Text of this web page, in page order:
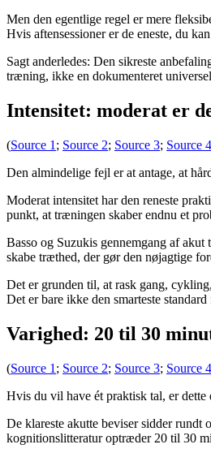
Men den egentlige regel er mere
Hvis aftensessioner er de eneste, du
Sagt anderledes: Den sikreste
træning, ikke en dokumenteret
Intensitet: moderat er
(Source 1 ; Source 2; Source 3; Source 4
Den almindelige fejl er at antage, at
Moderat intensitet har den reneste
punkt, at træningen skaber endnu et
Basso og Suzukis gennemgang af
skabe træthed, der gør den nøjagtige
Det er grunden til, at rask gang,
Det er bare ikke den smarteste
Varighed: 20 til 30
(Source 1 ; Source 2; Source 3; Source 4
Hvis du vil have ét praktisk tal, er dette
De klareste akutte beviser sidder
kognitionslitteratur optræder 20 til 30